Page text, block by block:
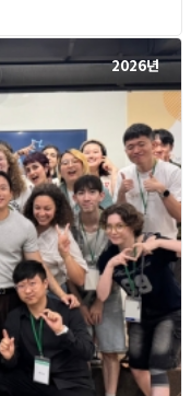
2026년